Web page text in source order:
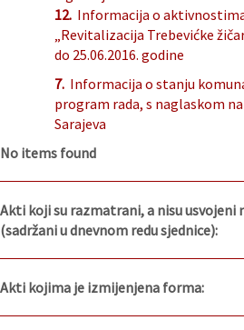
12. Informacija o
„Revitalizacija Trebevićke
do 25.06.2016. godine
7. Informacija o stanju
program rada, s naglaskom
Sarajeva
No items found
Akti koji su razmatrani, a nisu usvojeni
(sadržani u dnevnom redu sjednice):
Akti kojima je izmijenjena forma: